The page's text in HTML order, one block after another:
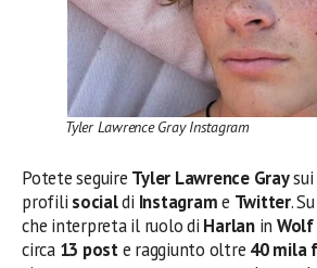
Tyler Lawrence Gray Instagram
Potete seguire Tyler Lawrence Graysui
profili socialdi Instagrame Twitter. Su
che interpreta il ruolo di Harlanin Wolf
circa 13 poste raggiunto oltre 40 mila